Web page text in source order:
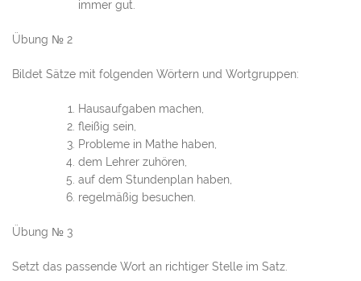
immer gut.
Übung № 2
Bildet Sätze mit folgenden Wörtern und Wortgruppen:
Hausaufgaben machen,
fleißig sein,
Probleme in Mathe haben,
dem Lehrer zuhören,
auf dem Stundenplan haben,
regelmäßig besuchen.
Übung № 3
Setzt das passende Wort an richtiger Stelle im Satz.